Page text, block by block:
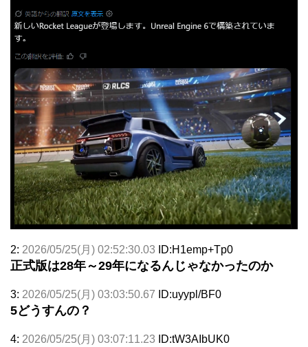
2: 2026/05/25(月) 02:52:30.03 ID:H1emp+Tp0
正式版は28年～29年になるんじゃなかったのか
3: 2026/05/25(月) 03:03:50.67 ID:uyypl/BF0
5どうすんの？
4: 2026/05/25(月) 03:07:11.23 ID:tW3AIbUK0